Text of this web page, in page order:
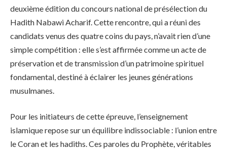
deuxième édition du concours national de présélection du
Hadith Nabawi Acharif. Cette rencontre, qui a réuni des
candidats venus des quatre coins du pays, n’avait rien d’une
simple compétition : elle s’est affirmée comme un acte de
préservation et de transmission d’un patrimoine spirituel
fondamental, destiné à éclairer les jeunes générations
musulmanes.
Pour les initiateurs de cette épreuve, l’enseignement
islamique repose sur un équilibre indissociable : l’union entre
le Coran et les hadiths. Ces paroles du Prophète, véritables